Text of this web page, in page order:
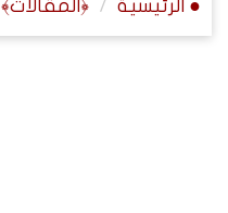
۝ قائمة مُثبتة : فريق منهل الثقافة التربوية. ● الرئيسية ﴿المقالات﴾